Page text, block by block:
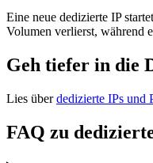
Eine neue dedizierte IP
Volumen verlierst, während
Geh tiefer in die
Lies überdedizierte IPs und
FAQ zu